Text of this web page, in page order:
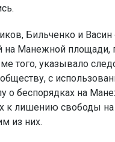
Бильченко и
Манежной площади,
того, указывало
с
о беспорядках на
лишению свободы на
из них.